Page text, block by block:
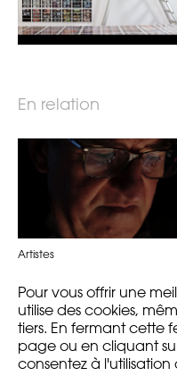
Pour vous offrir une
utilise des cookies,
tiers. En fermant cette
page ou en cliquant
consentez à l'utilisation
En relation
Artistes
MENTIONS LÉGALES